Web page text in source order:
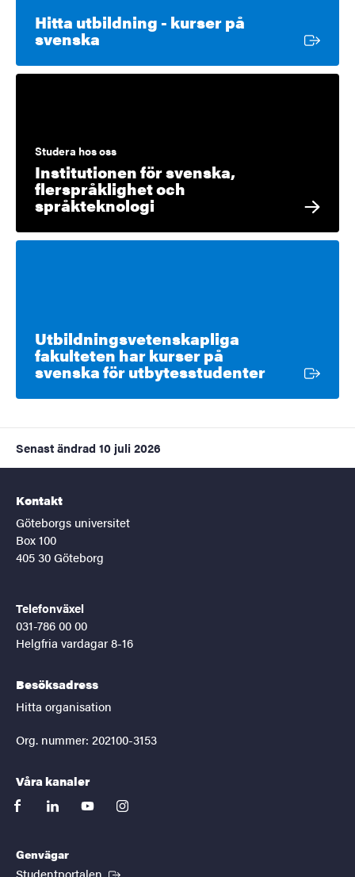
Hitta utbildning - kurser på
svenska Extern länk
Studera hos oss
Institutionen för svenska,
flerspråklighet och
språkteknologi
Utbildningsvetenskapliga
fakulteten har kurser på
svenska för utbytesstudenterExtern länk
Senast ändrad 10 juli 2026
Kontakt
Göteborgs universitet
Box 100
405 30 Göteborg
Telefonväxel
031-786 00 00
Helgfria vardagar 8-16
Besöksadress
Hitta organisation
Org. nummer: 202100-3153
Våra kanaler
facebooklinkedinyoutubeinstagram
Genvägar
Studentportalen (Extern länk)